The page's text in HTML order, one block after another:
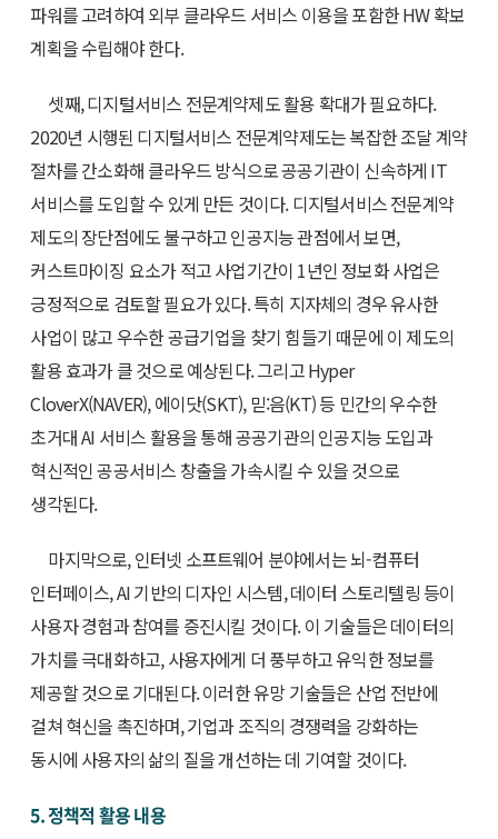
파워를 고려하여 외부 클라우드 서비스 이용을 포함한 HW 확보
계획을 수립해야 한다.
셋째, 디지털서비스 전문계약제도 활용 확대가 필요하다.
2020년 시행된 디지털서비스 전문계약제도는 복잡한 조달 계약
절차를 간소화해 클라우드 방식으로 공공기관이 신속하게 IT
서비스를 도입할 수 있게 만든 것이다. 디지털서비스 전문계약
제도의 장단점에도 불구하고 인공지능 관점에서 보면,
커스트마이징 요소가 적고 사업기간이 1년인 정보화 사업은
긍정적으로 검토할 필요가 있다. 특히 지자체의 경우 유사한
사업이 많고 우수한 공급기업을 찾기 힘들기 때문에 이 제도의
활용 효과가 클 것으로 예상된다. 그리고 Hyper
CloverX(NAVER), 에이닷(SKT), 믿:음(KT) 등 민간의 우수한
초거대 AI 서비스 활용을 통해 공공기관의 인공지능 도입과
혁신적인 공공서비스 창출을 가속시킬 수 있을 것으로
생각된다.
마지막으로, 인터넷 소프트웨어 분야에서는 뇌-컴퓨터
인터페이스, AI 기반의 디자인 시스템, 데이터 스토리텔링 등이
사용자 경험과 참여를 증진시킬 것이다. 이 기술들은 데이터의
가치를 극대화하고, 사용자에게 더 풍부하고 유익한 정보를
제공할 것으로 기대된다. 이러한 유망 기술들은 산업 전반에
걸쳐 혁신을 촉진하며, 기업과 조직의 경쟁력을 강화하는
동시에 사용자의 삶의 질을 개선하는 데 기여할 것이다.
5. 정책적 활용 내용